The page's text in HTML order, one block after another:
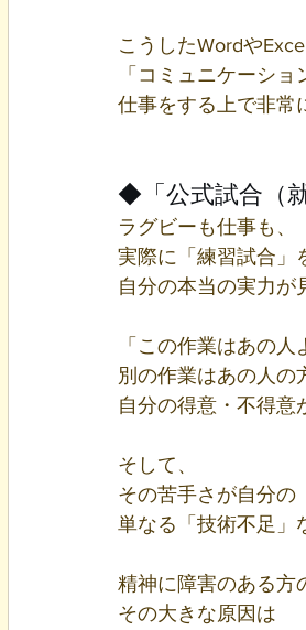
こうしたWordや
「コミュニケーシ
仕事をする上で非常
◆「公式試合（
ラグビーも仕事も、
実際に「練習試合」
自分の本当の実力が
「この作業はあの人
別の作業はあの人の
自分の得意・不得意
そして、
その苦手さが自分の
単なる「技術不足」
精神に障害のある方
その大きな原因は